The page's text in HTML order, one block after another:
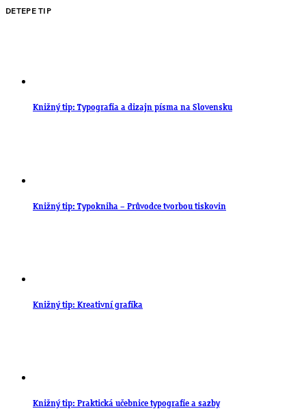
DETEPE TIP
Knižný tip: Typografia a dizajn písma na Slovensku
Knižný tip: Typokniha – Průvodce tvorbou tiskovin
Knižný tip: Kreativní grafika
Knižný tip: Praktická učebnice typografie a sazby